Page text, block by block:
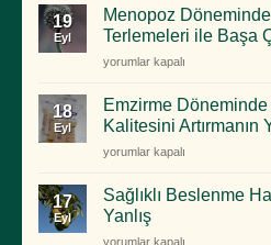
ve
Denge
Doğal
için
Kemik
Sağlığını
Korumak
İçin
Etkili
Beslenme
için
19
Eyl
Menopoz
Terlemeleri ile Başa
Menopoz
Sıcak
Basmaları
ve
Gece
ile
Başa
yorumlar kapalı
18
Eyl
Emzirme Döneminde
Kalitesini Artırmanın
Emzirme
Sıvı
Tüketimi
ve
yorumlar kapalı
17
Eyl
Sağlıklı Beslenme
Yanlış
Sağlıklı
yorumlar kapalı